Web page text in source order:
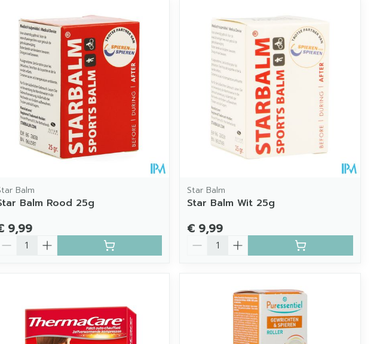
passen.
Balm
Balm Rood 25g
9,99
Aantal
Star Balm
Star Balm Wit 25g
€ 9,99
Aantal